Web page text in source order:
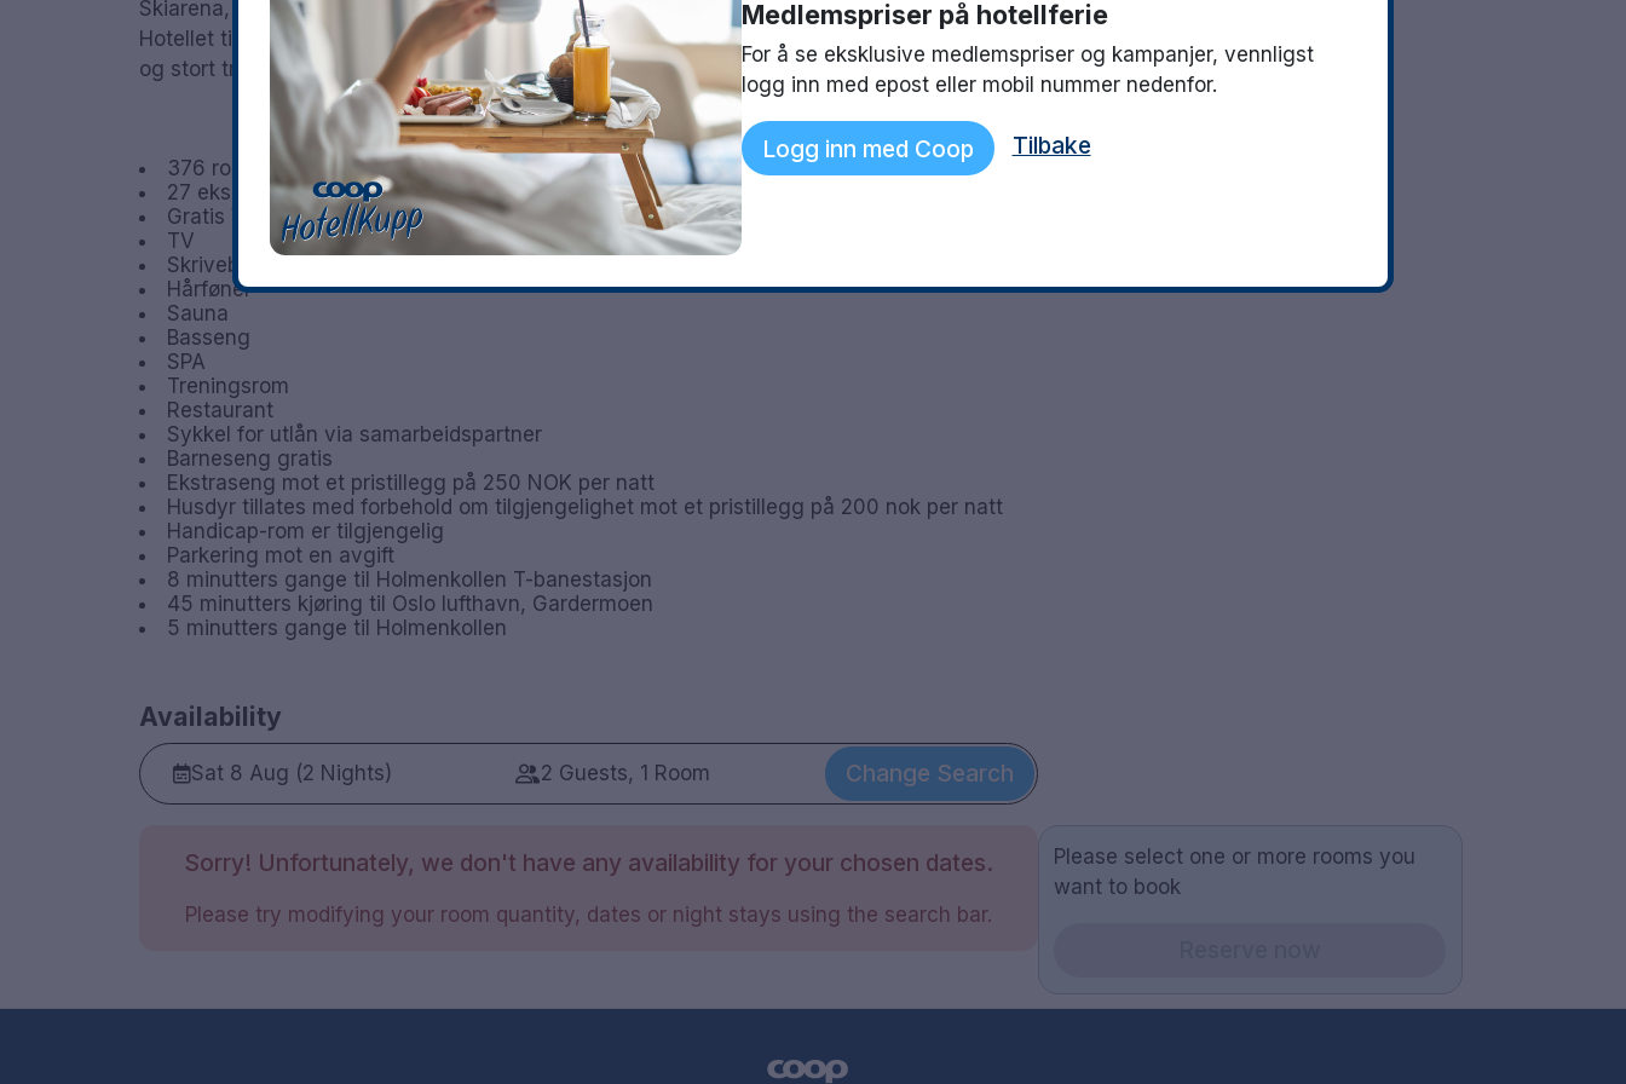
Skiarena, Nordmarka og Oslo vinterpark, befinner seg like ved dette overnattingsstedet.
Hotellet tilbyr et helt unikt mat – og drikketilbud, i tillegg et nytt og lekkert spa med basseng
og stort treningssenter på hele 1100m2.
376 rom
27 eksklusive rom og suiter i det historiske Dragebygget
Gratis WiFi
TV
Skrivebord
Hårføner
Sauna
Basseng
SPA
Treningsrom
Restaurant
Sykkel for utlån via samarbeidspartner
Barneseng gratis
Ekstraseng mot et pristillegg på 250 NOK per natt
Husdyr tillates med forbehold om tilgjengelighet mot et pristillegg på 200 nok per natt
Handicap-rom er tilgjengelig
Parkering mot en avgift
8 minutters gange til Holmenkollen T-banestasjon
45 minutters kjøring til Oslo lufthavn, Gardermoen
5 minutters gange til Holmenkollen
Availability
Sat 8 Aug (2 Nights) 2 Guests, 1 Room Change Search
Sorry! Unfortunately, we don't have any availability for your chosen dates.
Please try modifying your room quantity, dates or night stays using the search bar.
Please select one or more rooms you
want to book
Medlemspriser på hotellferie
For å se eksklusive medlemspriser og kampanjer, vennligst
logg inn med epost eller mobil nummer nedenfor.
Logg inn med Coop Tilbake